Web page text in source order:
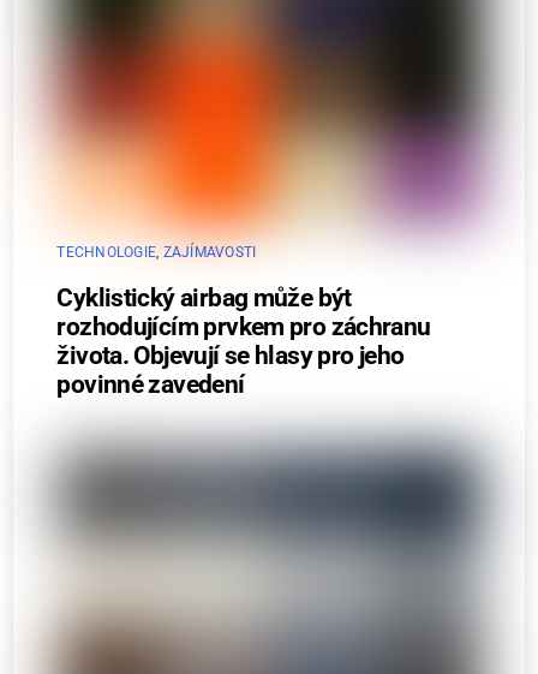
TECHNOLOGIE, ZAJÍMAVOSTI
Cyklistický airbag může být
rozhodujícím prvkem pro záchranu
života. Objevují se hlasy pro jeho
povinné zavedení